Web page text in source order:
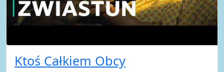
Ktoś Całkiem Obcy